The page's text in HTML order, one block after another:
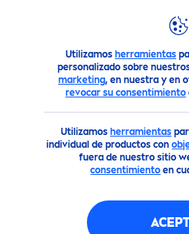
Utilizamos herramientas
personalizado sobre
marketing, en nuestra y en
revocar su consentimiento
Utilizamos herramientas
individual de productos con
fuera de nuestro sitio
consentimiento en